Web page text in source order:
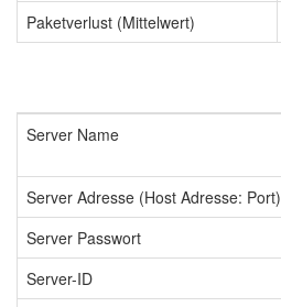
Paketverlust (Mittelwert)
Server Name
Server Adresse (Host Adresse: Port)
Server Passwort
Server-ID